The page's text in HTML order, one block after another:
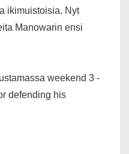
ikimuistoisia. Nyt
Manowarin ensi